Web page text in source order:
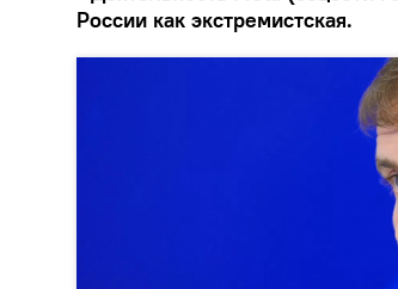
России как экстремистская.